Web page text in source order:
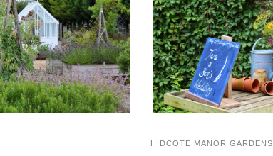
HIDCOTE MANOR GARDENS